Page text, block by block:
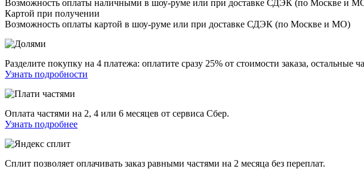
Возможность оплаты наличными в шоу-руме или при доставке СДЭК (по Москве и
Картой при получении
Возможность оплаты картой в шоу-руме или при доставке СДЭК (по Москве и МО)
Разделите покупку на 4 платежа: оплатите сразу 25% от стоимости заказа, остальные
Узнать подробности
Оплата частями на 2, 4 или 6 месяцев от сервиса Сбер.
Узнать подробнее
Сплит позволяет оплачивать заказ равными частями на 2 месяца без переплат.